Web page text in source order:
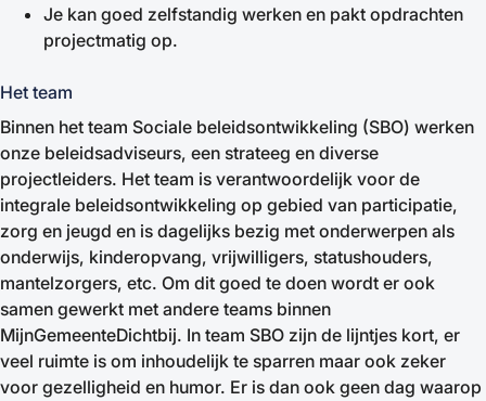
Je kan goed zelfstandig werken en pakt opdrachten
projectmatig op.
Het team
Binnen het team Sociale beleidsontwikkeling (SBO) werken
onze beleidsadviseurs, een strateeg en diverse
projectleiders. Het team is verantwoordelijk voor de
integrale beleidsontwikkeling op gebied van participatie,
zorg en jeugd en is dagelijks bezig met onderwerpen als
onderwijs, kinderopvang, vrijwilligers, statushouders,
mantelzorgers, etc. Om dit goed te doen wordt er ook
samen gewerkt met andere teams binnen
MijnGemeenteDichtbij. In team SBO zijn de lijntjes kort, er
veel ruimte is om inhoudelijk te sparren maar ook zeker
voor gezelligheid en humor. Er is dan ook geen dag waarop